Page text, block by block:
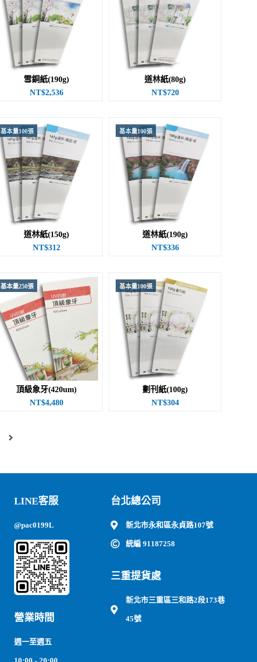
雪銅紙(190g)
NT$2,536
道林紙(80g)
NT$720
基本量100張
道林紙(150g)
NT$312
基本量100張
道林紙(190g)
NT$336
基本量250張
頂級象牙(420um)
NT$4,480
基本量100張
劃刊紙(100g)
NT$304
LINE客服
@pac0199L
營業時間
週一至週五
10:00 - 20:00
台北總公司
新北市永和區永貞路107號
統編 91187258
三重提貨處
新北市三重區三和路2段173巷
45號